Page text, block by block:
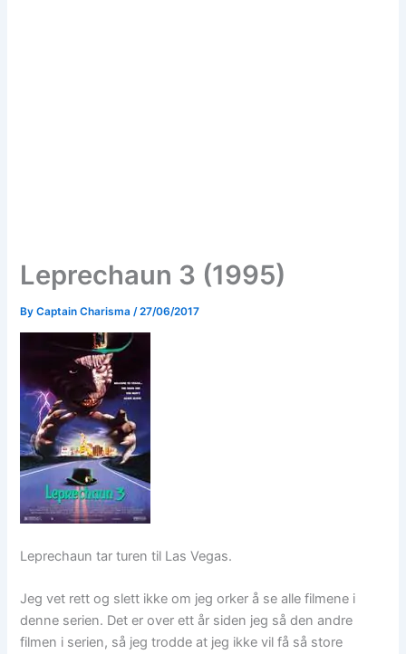
Leprechaun 3 (1995)
ByCaptain Charisma /27/06/2017
Leprechaun tar turen til Las Vegas.
Jeg vet rett og slett ikke om jeg orker å se alle filmene i
denne serien. Det er over ett år siden jeg så den andre
filmen i serien, så jeg trodde at jeg ikke vil få så store